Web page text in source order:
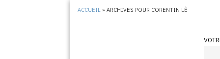
ACCUEIL »ARCHIVES POUR CORENTIN LÊ